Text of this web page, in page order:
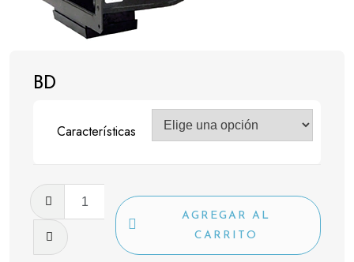
BD
Características
cantidad
AGREGAR AL
CARRITO